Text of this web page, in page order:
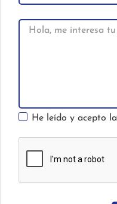
He leído y acepto la